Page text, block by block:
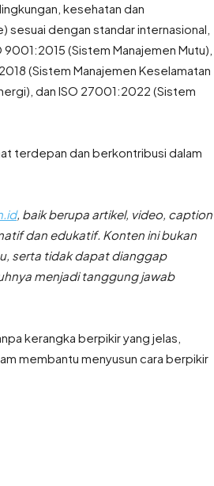
kesehatan dan
dengan standar internasional,
(Sistem Manajemen Mutu),
(Sistem Manajemen Keselamatan
dan ISO 27001:2022 (Sistem
terdepan dan berkontribusi dalam
, baik berupa artikel, video, caption
dan edukatif. Konten ini bukan
serta tidak dapat dianggap
menjadi tanggung jawab
kerangka berpikir yang jelas,
membantu menyusun cara berpikir